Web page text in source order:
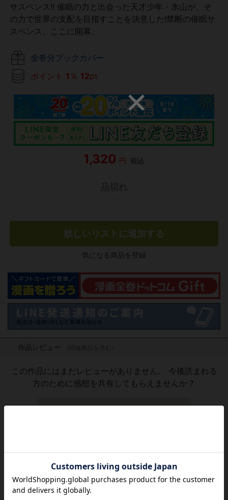
サスペンス!! 催眠の力と出会った天才少年・氷山が、そ
の力で世界の支配を目指すことを決意した!禁断の催眠サ
スペンス、ここに開幕。
全巻分ブックカバー
ポイント 1 ％ 12pt
1,320 円 税込
欲しいリストに追加する
気になる商品を登録
この作品にはまだレビューがありません。 今後読まれる
方のために感想を共有してもらえませんか？
品切れ